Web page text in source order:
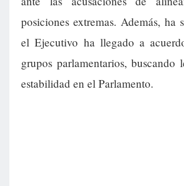
posiciones extremas. Además, ha
el Ejecutivo ha llegado a
grupos parlamentarios, buscando
estabilidad en el Parlamento.